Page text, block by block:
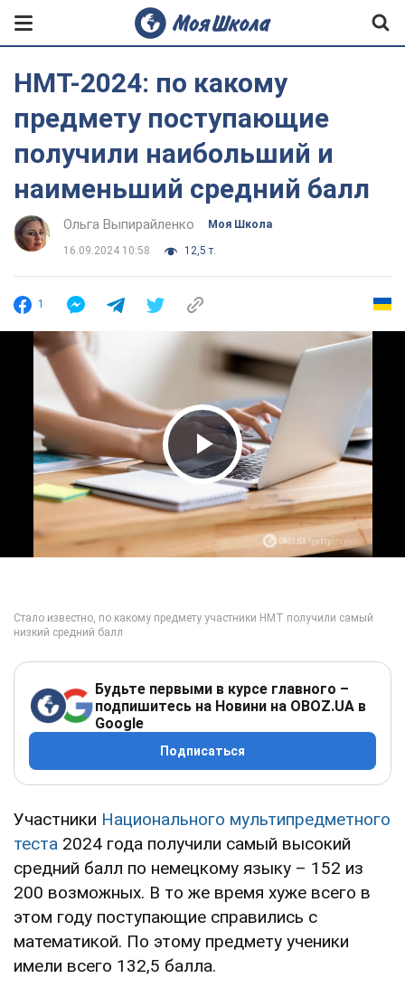
НМТ-2024: по какому
предмету поступающие
получили наибольший и
наименьший средний балл
Ольга Выпирайленко Моя Школа
16.09.2024 10:58 12,5 т.
1
Play Video
Будьте первыми в курсе главного –
подпишитесь на Новини на OBOZ.UA в
Google
Подписаться
Участники Национального мультипредметного
теста 2024 года получили самый высокий
средний балл по немецкому языку – 152 из
200 возможных. В то же время хуже всего в
этом году поступающие справились с
математикой. По этому предмету ученики
имели всего 132,5 балла.